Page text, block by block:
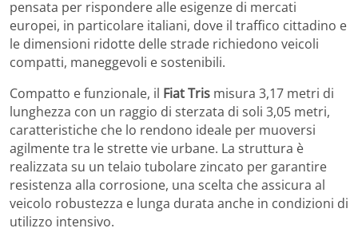
pensata per rispondere alle esigenze di mercati
europei, in particolare italiani, dove il traffico cittadino e
le dimensioni ridotte delle strade richiedono veicoli
compatti, maneggevoli e sostenibili.
Compatto e funzionale, il Fiat Tris misura 3,17 metri di
lunghezza con un raggio di sterzata di soli 3,05 metri,
caratteristiche che lo rendono ideale per muoversi
agilmente tra le strette vie urbane. La struttura è
realizzata su un telaio tubolare zincato per garantire
resistenza alla corrosione, una scelta che assicura al
veicolo robustezza e lunga durata anche in condizioni di
utilizzo intensivo.